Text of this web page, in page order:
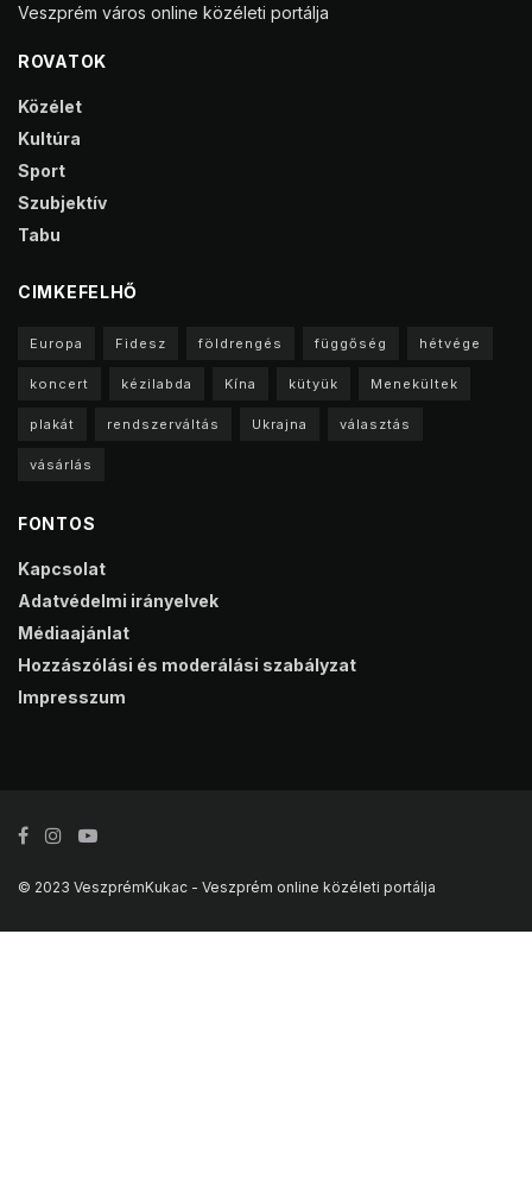
Veszprém város online közéleti portálja
ROVATOK
Közélet
Kultúra
Sport
Szubjektív
Tabu
CIMKEFELHŐ
Europa Fidesz földrengés függőség hétvége
koncert kézilabda Kína kütyük Menekültek
plakát rendszerváltás Ukrajna választás
vásárlás
FONTOS
Kapcsolat
Adatvédelmi irányelvek
Médiaajánlat
Hozzászólási és moderálási szabályzat
Impresszum
© 2023 VeszprémKukac - Veszprém online közéleti portálja